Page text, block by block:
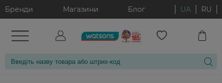
Бренди Магазини Блог UA RU